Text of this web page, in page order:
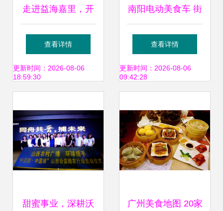
走进益海嘉里，开
启一段发现美食奥
秘的旅程
查看详情
更新时间：2026-08-06
18:59:30
南阳电动美食车 街
头流动的味蕾盛宴
查看详情
更新时间：2026-08-06
09:42:28
甜蜜事业，深耕沃 广州美食地图 20家